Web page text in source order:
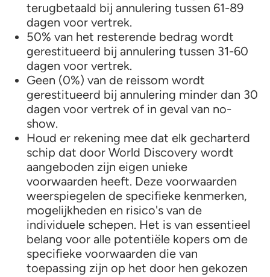
terugbetaald bij annulering tussen 61-89
dagen voor vertrek.
50% van het resterende bedrag wordt
gerestitueerd bij annulering tussen 31-60
dagen voor vertrek.
Geen (0%) van de reissom wordt
gerestitueerd bij annulering minder dan 30
dagen voor vertrek of in geval van no-
show.
Houd er rekening mee dat elk gecharterd
schip dat door World Discovery wordt
aangeboden zijn eigen unieke
voorwaarden heeft. Deze voorwaarden
weerspiegelen de specifieke kenmerken,
mogelijkheden en risico's van de
individuele schepen. Het is van essentieel
belang voor alle potentiële kopers om de
specifieke voorwaarden die van
toepassing zijn op het door hen gekozen